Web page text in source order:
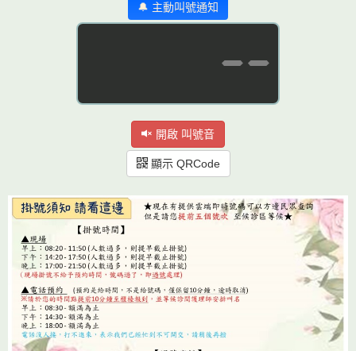
🔔 主動叫號通知
--
開啟 叫號音
顯示 QRCode